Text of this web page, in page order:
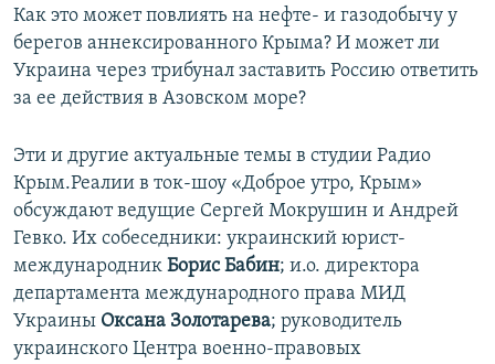
Как это может повлиять на нефте- и газодобычу у
берегов аннексированного Крыма? И может ли
Украина через трибунал заставить Россию ответить
за ее действия в Азовском море?
Эти и другие актуальные темы в студии Радио
Крым.Реалии в ток-шоу «Доброе утро, Крым»
обсуждают ведущие Сергей Мокрушин и Андрей
Гевко. Их собеседники: украинский юрист-
международник Борис Бабин; и.о. директора
департамента международного права МИД
Украины Оксана Золотарева; руководитель
украинского Центра военно-правовых